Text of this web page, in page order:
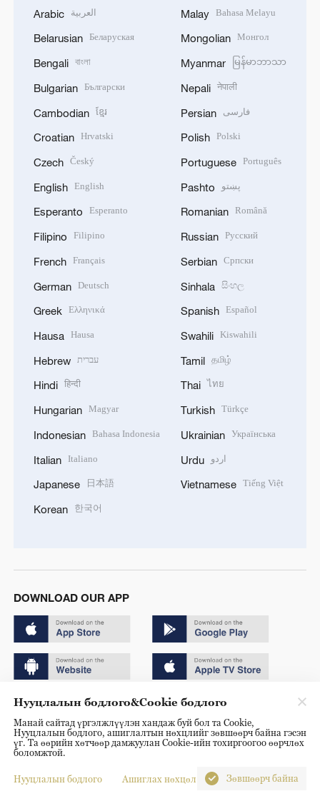
Arabic العربية
Belarusian Беларуская
Bengali বাংলা
Bulgarian Български
Cambodian ខ្មែរ
Croatian Hrvatski
Czech Český
English English
Esperanto Esperanto
Filipino Filipino
French Français
German Deutsch
Greek Ελληνικά
Hausa Hausa
Hebrew עברית
Hindi हिन्दी
Hungarian Magyar
Indonesian Bahasa Indonesia
Italian Italiano
Japanese 日本語
Korean 한국어
Malay Bahasa Melayu
Mongolian Монгол
Myanmar မြန်မာဘာသာ
Nepali नेपाली
Persian فارسی
Polish Polski
Portuguese Português
Pashto پښتو
Romanian Română
Russian Русский
Serbian Српски
Sinhala සිංහල
Spanish Español
Swahili Kiswahili
Tamil தமிழ்
Thai ไทย
Turkish Türkçe
Ukrainian Українська
Urdu اردو
Vietnamese Tiếng Việt
DOWNLOAD OUR APP
Copyright © 2024 CGTN.
京ICP备20000184号
京公网安备 11010502050052号
Disinformation report hotline: 010-85061466
Нууцлалын бодлого&Cookie бодлого
Манай сайтад үргэлжлүүлэн хандаж буй бол та Cookie,
Нууцлалын бодлого, ашиглалтын нөхцлийг зөвшөөрч байна гэсэн
үг. Та өөрийн хөтчөөр дамжуулан Cookie-ийн тохиргоогоо өөрчлөх
боломжтой.
Нууцлалын бодлого Ашиглах нөхцөл Зөвшөөрч байна